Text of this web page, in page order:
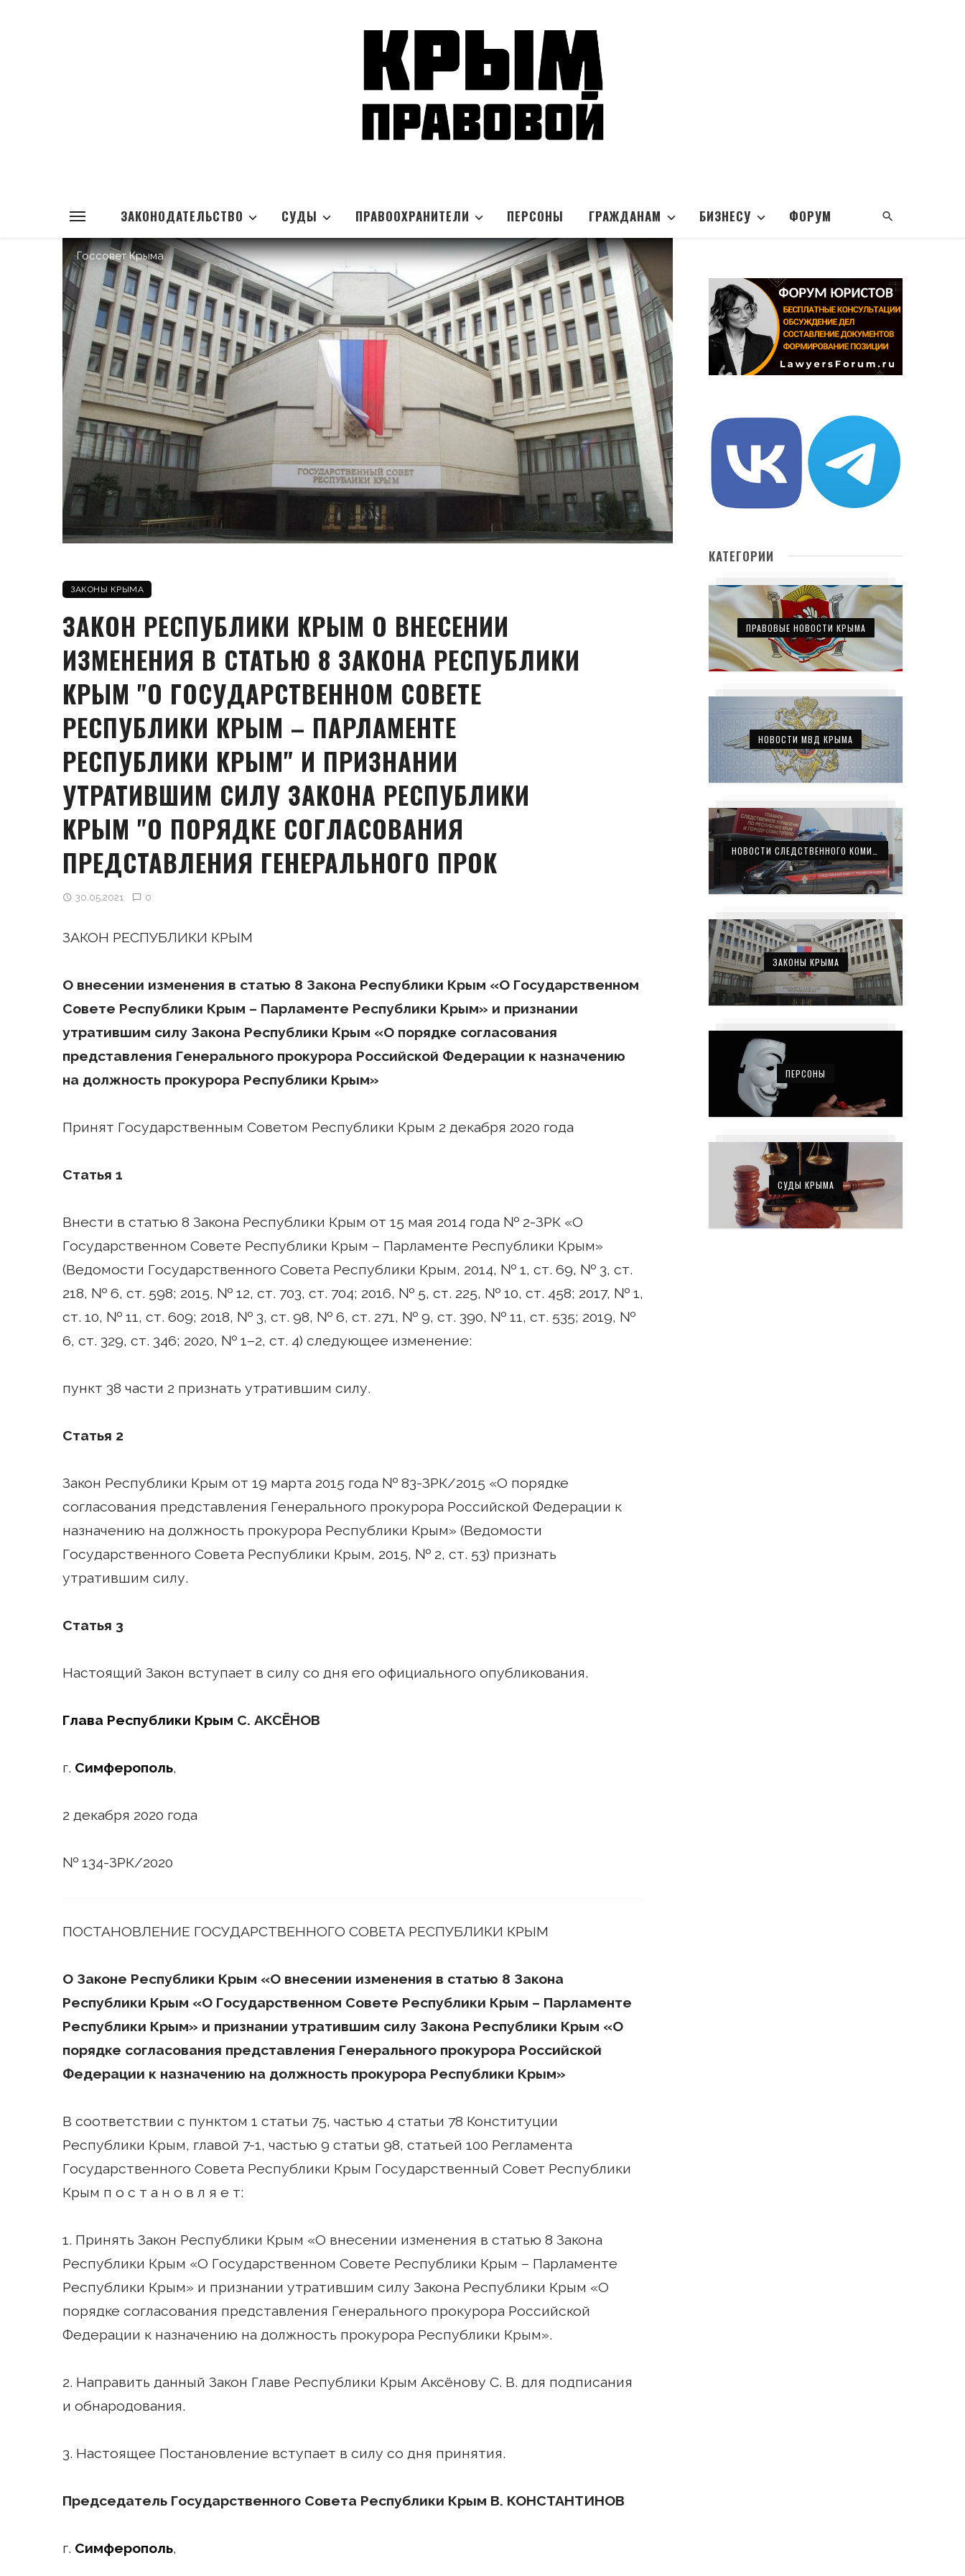
ЗАКОНОДАТЕЛЬСТВО СУДЫ ПРАВООХРАНИТЕЛИ ПЕРСОНЫ ГРАЖДАНАМ БИЗНЕСУ ФОРУМ
Госсовет Крыма
ЗАКОНЫ КРЫМА
ЗАКОН РЕСПУБЛИКИ КРЫМ О ВНЕСЕНИИ
ИЗМЕНЕНИЯ В СТАТЬЮ 8 ЗАКОНА РЕСПУБЛИКИ
КРЫМ "О ГОСУДАРСТВЕННОМ СОВЕТЕ
РЕСПУБЛИКИ КРЫМ – ПАРЛАМЕНТЕ
РЕСПУБЛИКИ КРЫМ" И ПРИЗНАНИИ
УТРАТИВШИМ СИЛУ ЗАКОНА РЕСПУБЛИКИ
КРЫМ "О ПОРЯДКЕ СОГЛАСОВАНИЯ
ПРЕДСТАВЛЕНИЯ ГЕНЕРАЛЬНОГО ПРОК
30.05.2021 0
ЗАКОН РЕСПУБЛИКИ КРЫМ
О внесении изменения в статью 8 Закона Республики Крым «О Государственном
Совете Республики Крым – Парламенте Республики Крым» и признании
утратившим силу Закона Республики Крым «О порядке согласования
представления Генерального прокурора Российской Федерации к назначению
на должность прокурора Республики Крым»
Принят Государственным Советом Республики Крым 2 декабря 2020 года
Статья 1
Внести в статью 8 Закона Республики Крым от 15 мая 2014 года № 2-ЗРК «О
Государственном Совете Республики Крым – Парламенте Республики Крым»
(Ведомости Государственного Совета Республики Крым, 2014, № 1, ст. 69, № 3, ст.
218, № 6, ст. 598; 2015, № 12, ст. 703, ст. 704; 2016, № 5, ст. 225, № 10, ст. 458; 2017, № 1,
ст. 10, № 11, ст. 609; 2018, № 3, ст. 98, № 6, ст. 271, № 9, ст. 390, № 11, ст. 535; 2019, №
6, ст. 329, ст. 346; 2020, № 1–2, ст. 4) следующее изменение:
пункт 38 части 2 признать утратившим силу.
Статья 2
Закон Республики Крым от 19 марта 2015 года № 83-ЗРК/2015 «О порядке
согласования представления Генерального прокурора Российской Федерации к
назначению на должность прокурора Республики Крым» (Ведомости
Государственного Совета Республики Крым, 2015, № 2, ст. 53) признать
утратившим силу.
Статья 3
Настоящий Закон вступает в силу со дня его официального опубликования.
Глава Республики Крым С. АКСЁНОВ
г. Симферополь,
2 декабря 2020 года
№ 134-ЗРК/2020
ПОСТАНОВЛЕНИЕ ГОСУДАРСТВЕННОГО СОВЕТА РЕСПУБЛИКИ КРЫМ
О Законе Республики Крым «О внесении изменения в статью 8 Закона
Республики Крым «О Государственном Совете Республики Крым – Парламенте
Республики Крым» и признании утратившим силу Закона Республики Крым «О
порядке согласования представления Генерального прокурора Российской
Федерации к назначению на должность прокурора Республики Крым»
В соответствии с пунктом 1 статьи 75, частью 4 статьи 78 Конституции
Республики Крым, главой 7-1, частью 9 статьи 98, статьей 100 Регламента
Государственного Совета Республики Крым Государственный Совет Республики
Крым п о с т а н о в л я е т:
1. Принять Закон Республики Крым «О внесении изменения в статью 8 Закона
Республики Крым «О Государственном Совете Республики Крым – Парламенте
Республики Крым» и признании утратившим силу Закона Республики Крым «О
порядке согласования представления Генерального прокурора Российской
Федерации к назначению на должность прокурора Республики Крым».
2. Направить данный Закон Главе Республики Крым Аксёнову С. В. для подписания
и обнародования.
3. Настоящее Постановление вступает в силу со дня принятия.
Председатель Государственного Совета Республики Крым В. КОНСТАНТИНОВ
г. Симферополь,
КАТЕГОРИИ
ПРАВОВЫЕ НОВОСТИ КРЫМА
НОВОСТИ МВД КРЫМА
ЗАКОНЫ КРЫМА
ПЕРСОНЫ
СУДЫ КРЫМА